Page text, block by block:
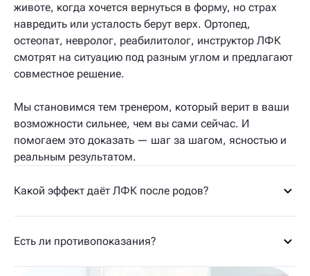
животе, когда хочется вернуться в форму, но страх
навредить или усталость берут верх. Ортопед,
остеопат, невролог, реабилитолог, инструктор ЛФК
смотрят на ситуацию под разным углом и предлагают
совместное решение.
Мы становимся тем тренером, который верит в ваши
возможности сильнее, чем вы сами сейчас. И
помогаем это доказать — шаг за шагом, ясностью и
реальным результатом.
Какой эффект даёт ЛФК после родов?
Есть ли противопоказания?